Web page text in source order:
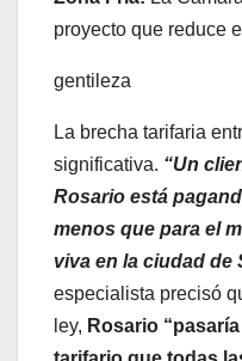
proyecto que reduce
gentileza
La brecha tarifaria
significativa. “Un
Rosario está
menos que para el
viva en la ciudad de
especialista precisó
ley, Rosario